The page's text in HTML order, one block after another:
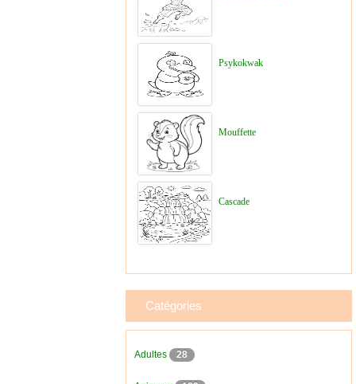
Psykokwak
Mouffette
Cascade
Catégories
Adultes 28